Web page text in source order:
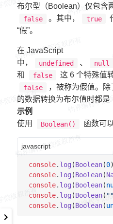
布尔型（Boolean）仅包含
false 。其中， true
“假”。
在 JavaScript
中，
undefined 、 null
和 false 这 6 个特殊值
false
，被称为假值。
的数据转换为布尔值时都是
示例
使用
Boolean() 函数可
javascript
console. log (Boolean(0
console. log (Boolean(
console. log (Boolean(
console. log (Boolean( ""
console. log(Boolean(